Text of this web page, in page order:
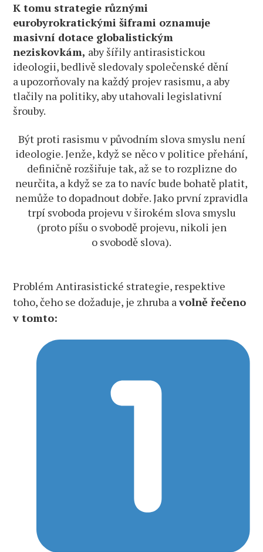
K tomu strategie různými
eurobyrokratickými šiframi oznamuje
masivní dotace globalistickým
neziskovkám, aby šířily antirasistickou
ideologii, bedlivě sledovaly společenské dění
a upozorňovaly na každý projev rasismu, a aby
tlačily na politiky, aby utahovali legislativní
šrouby.
Být proti rasismu v původním slova smyslu není
ideologie. Jenže, když se něco v politice přehání,
definičně rozšiřuje tak, až se to rozplizne do
neurčita, a když se za to navíc bude bohatě platit,
nemůže to dopadnout dobře. Jako první zpravidla
trpí svoboda projevu v širokém slova smyslu
(proto píšu o svobodě projevu, nikoli jen
o svobodě slova).
Problém Antirasistické strategie, respektive
toho, čeho se dožaduje, je zhruba avolně řečeno
v tomto: